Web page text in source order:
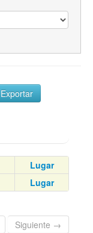
Lugar
Lugar
Siguiente →